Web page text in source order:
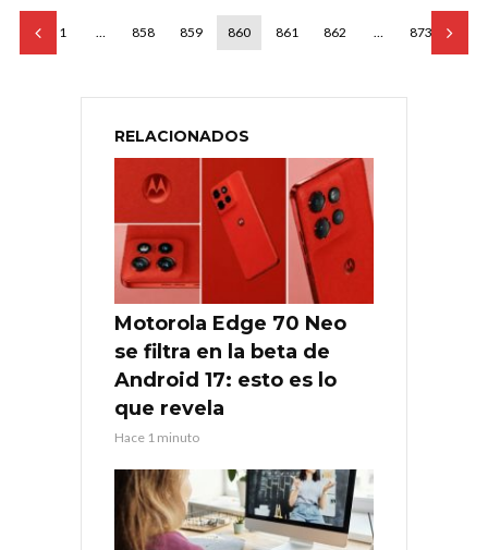
1 … 858 859 860 861 862 … 873
RELACIONADOS
Motorola Edge 70 Neo
se filtra en la beta de
Android 17: esto es lo
que revela
Hace 1 minuto